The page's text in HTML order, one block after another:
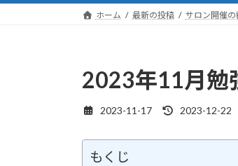
プ
動
ホーム 最新の投稿 サロン開催の
2023年11月勉
2023-11-17
最
2023-12-22
もくじ